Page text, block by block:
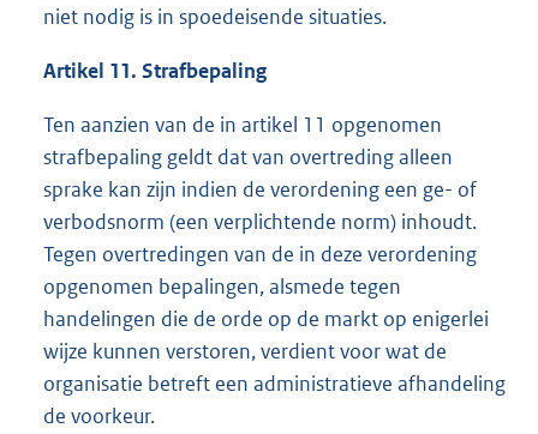
niet nodig is in spoedeisende situaties.
Artikel 11. Strafbepaling
Ten aanzien van de in artikel 11 opgenomen
strafbepaling geldt dat van overtreding alleen
sprake kan zijn indien de verordening een ge- of
verbodsnorm (een verplichtende norm) inhoudt.
Tegen overtredingen van de in deze verordening
opgenomen bepalingen, alsmede tegen
handelingen die de orde op de markt op enigerlei
wijze kunnen verstoren, verdient voor wat de
organisatie betreft een administratieve afhandeling
de voorkeur.